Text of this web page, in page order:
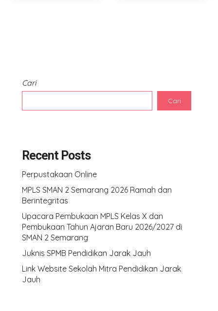
Cari
Cari
Recent Posts
Perpustakaan Online
MPLS SMAN 2 Semarang 2026 Ramah dan
Berintegritas
Upacara Pembukaan MPLS Kelas X dan
Pembukaan Tahun Ajaran Baru 2026/2027 di
SMAN 2 Semarang
Juknis SPMB Pendidikan Jarak Jauh
Link Website Sekolah Mitra Pendidikan Jarak
Jauh